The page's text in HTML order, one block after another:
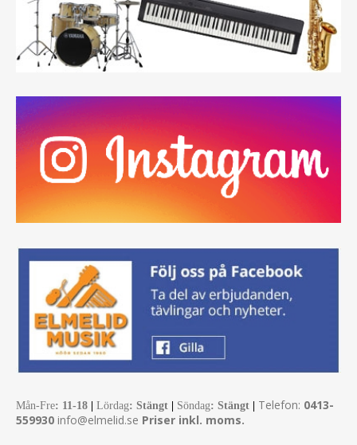
Mån-Fre: 11-18 Lördag: Stängt Söndag: Stängt Telefon: 0413-
559930 info@elmelid.se Priser inkl. moms.